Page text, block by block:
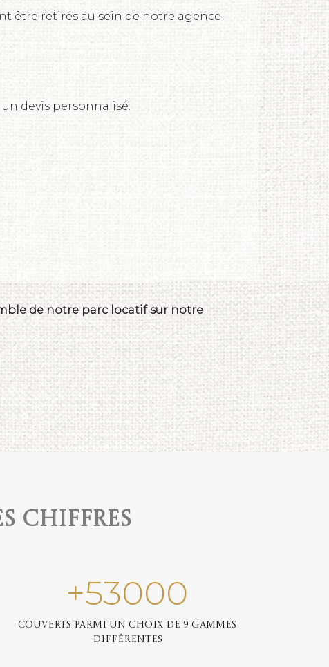
être retirés au sein de notre agence
devis personnalisé.
de notre parc locatif sur notre
chiffres
+53000
Couverts parmi un choix de 9 gammes
différentes